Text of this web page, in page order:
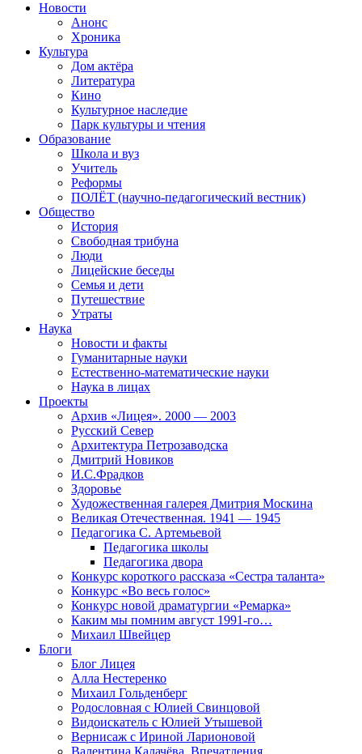
Новости
Анонс
Хроника
Культура
Дом актёра
Литература
Кино
Культурное наследие
Парк культуры и чтения
Образование
Школа и вуз
Учитель
Реформы
ПОЛЁТ (научно-педагогический вестник)
Общество
История
Свободная трибуна
Люди
Лицейские беседы
Семья и дети
Путешествие
Утраты
Наука
Новости и факты
Гуманитарные науки
Естественно-математические науки
Наука в лицах
Проекты
Архив «Лицея». 2000 — 2003
Русский Север
Архитектура Петрозаводска
Дмитрий Новиков
И.С.Фрадков
Здоровье
Художественная галерея Дмитрия Москина
Великая Отечественная. 1941 — 1945
Педагогика С. Артемьевой
Педагогика школы
Педагогика двора
Конкурс короткого рассказа «Сестра таланта»
Конкурс «Во весь голос»
Конкурс новой драматургии «Ремарка»
Каким мы помним август 1991-го…
Михаил Швейцер
Блоги
Блог Лицея
Алла Нестеренко
Михаил Гольденберг
Родословная с Юлией Свинцовой
Видоискатель с Юлией Утышевой
Вернисаж с Ириной Ларионовой